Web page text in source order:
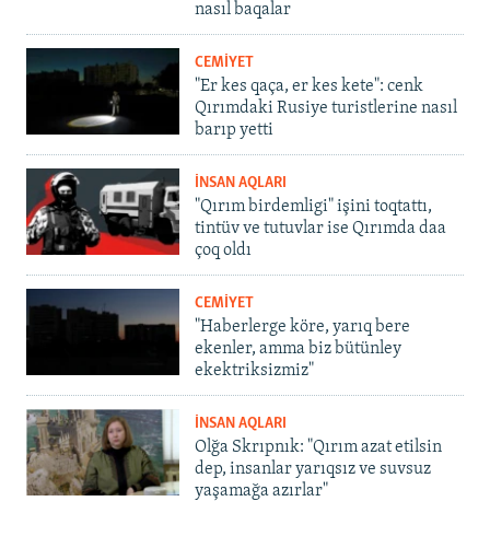
nasıl baqalar
CEMİYET
"Er kes qaça, er kes kete": cenk
Qırımdaki Rusiye turistlerine nasıl
barıp yetti
İNSAN AQLARI
"Qırım birdemligi" işini toqtattı,
tintüv ve tutuvlar ise Qırımda daa
çoq oldı
CEMİYET
"Haberlerge köre, yarıq bere
ekenler, amma biz bütünley
ekektriksizmiz"
İNSAN AQLARI
Olğa Skrıpnık: "Qırım azat etilsin
dep, insanlar yarıqsız ve suvsuz
yaşamağa azırlar"